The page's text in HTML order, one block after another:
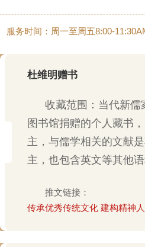
服务时间：周一至周五8:00-
杜维明赠书
收藏范围：当代新儒
图书馆捐赠的个人藏书
主，与儒学相关的文献
主，也包含英文等其他语
推文链接：
传承优秀传统文化 建构精神